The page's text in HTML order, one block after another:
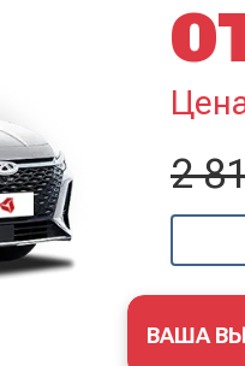
2
ВАША